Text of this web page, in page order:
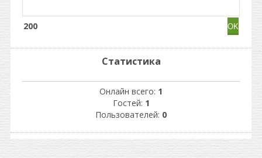
200
Статистика
Онлайн всего: 1
Гостей: 1
Пользователей: 0